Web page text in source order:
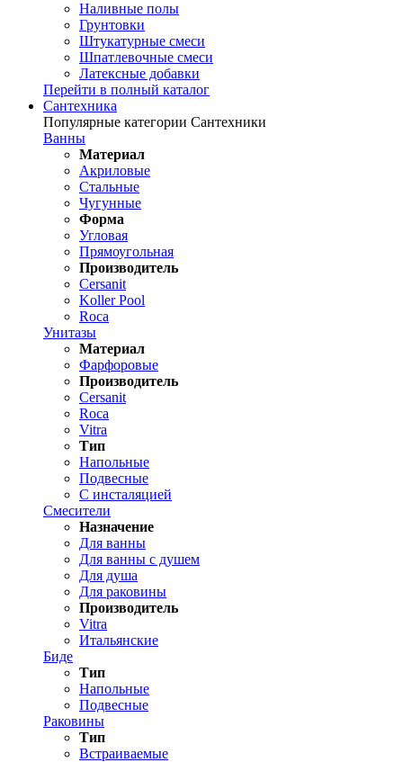
Наливные полы
Грунтовки
Штукатурные смеси
Шпатлевочные смеси
Латексные добавки
Перейти в полный каталог
Сантехника
Популярные категории Сантехники
Ванны
Материал
Акриловые
Стальные
Чугунные
Форма
Угловая
Прямоугольная
Производитель
Cersanit
Koller Pool
Roca
Унитазы
Материал
Фарфоровые
Производитель
Cersanit
Roca
Vitra
Тип
Напольные
Подвесные
С инсталяцией
Смесители
Назначение
Для ванны
Для ванны с душем
Для душа
Для раковины
Производитель
Vitra
Итальянские
Биде
Тип
Напольные
Подвесные
Раковины
Тип
Встраиваемые